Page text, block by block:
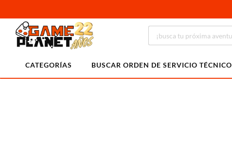
CATEGORÍAS BUSCAR ORDEN DE SERVICIO TÉCNICO